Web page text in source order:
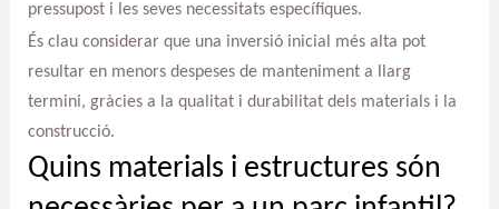
pressupost i les seves necessitats específiques.
És clau considerar que una inversió inicial més alta pot
resultar en menors despeses de manteniment a llarg
termini, gràcies a la qualitat i durabilitat dels materials i la
construcció.
Quins materials i estructures són